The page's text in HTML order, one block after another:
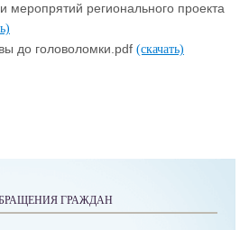
меропрятий регионального проекта
до головоломки.pdf (скачать)
ГРАЖДАН